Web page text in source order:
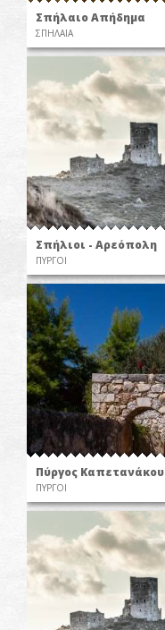
Σπήλαιο Απήδημα
ΣΠΗΛΑΙΑ
Σπήλιοι - Αρεόπολη
ΠΥΡΓΟΙ
Πύργος Καπετανάκου
ΠΥΡΓΟΙ